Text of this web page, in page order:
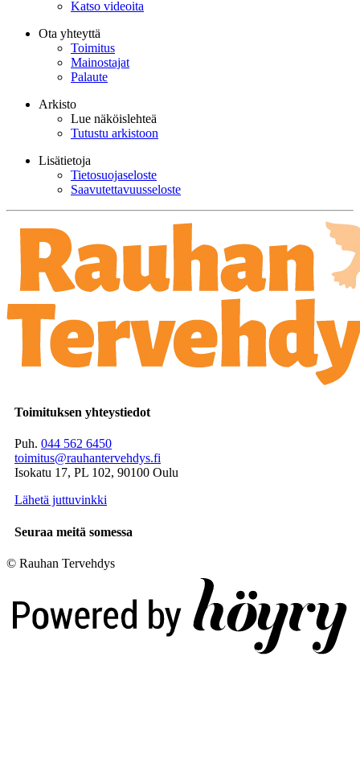
Katso videoita
Ota yhteyttä
Toimitus
Mainostajat
Palaute
Arkisto
Lue näköislehteä
Tutustu arkistoon
Lisätietoja
Tietosuojaseloste
Saavutettavuusseloste
Toimituksen yhteystiedot
Puh. 044 562 6450
toimitus@rauhantervehdys.fi
Isokatu 17, PL 102, 90100 Oulu
Lähetä juttuvinkki
Seuraa meitä somessa
© Rauhan Tervehdys